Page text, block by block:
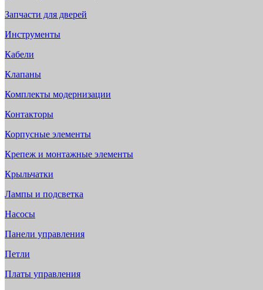
Запчасти для дверей
Инструменты
Кабели
Клапаны
Комплекты модернизации
Контакторы
Корпусные элементы
Крепеж и монтажные элементы
Крыльчатки
Лампы и подсветка
Насосы
Панели управления
Петли
Платы управления